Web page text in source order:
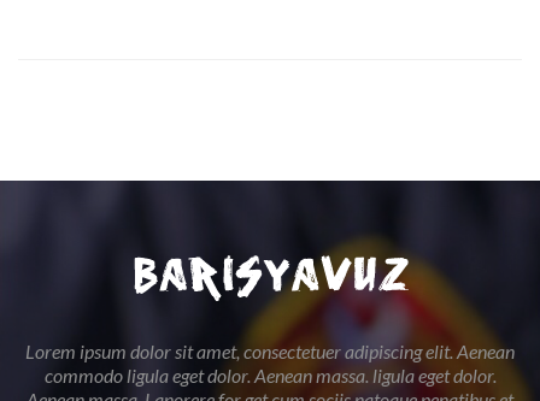
Lorem ipsum dolor sit amet, consectetuer adipiscing elit. Aenean
commodo ligula eget dolor. Aenean massa. ligula eget dolor.